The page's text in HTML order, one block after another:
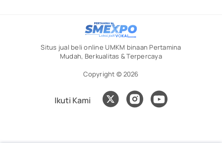
Situs jual beli online UMKM binaan Pertamina
Mudah, Berkualitas & Terpercaya
Copyright © 2026
Ikuti Kami